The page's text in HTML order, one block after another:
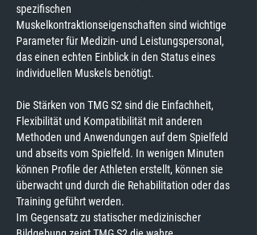
spezifischen
Muskelkontraktionseigenschaften sind wichtige
Parameter für Medizin- und Leistungspersonal,
das einen echten Einblick in den Status eines
individuellen Muskels benötigt.
Die Stärken von TMG S2 sind die Einfachheit,
Flexibilität und Kompatibilität mit anderen
Methoden und Anwendungen auf dem Spielfeld
und abseits vom Spielfeld. In wenigen Minuten
können Profile der Athleten erstellt, können sie
überwacht und durch die Rehabilitation oder das
Training geführt werden.
Im Gegensatz zu statischer medizinischer